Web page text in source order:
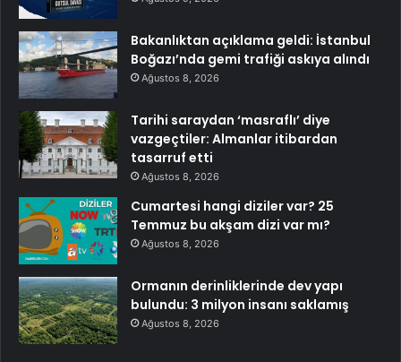
Bakanlıktan açıklama geldi: İstanbul
Boğazı’nda gemi trafiği askıya alındı
Ağustos 8, 2026
Tarihi saraydan ‘masraflı’ diye
vazgeçtiler: Almanlar itibardan
tasarruf etti
Ağustos 8, 2026
Cumartesi hangi diziler var? 25
Temmuz bu akşam dizi var mı?
Ağustos 8, 2026
Ormanın derinliklerinde dev yapı
bulundu: 3 milyon insanı saklamış
Ağustos 8, 2026